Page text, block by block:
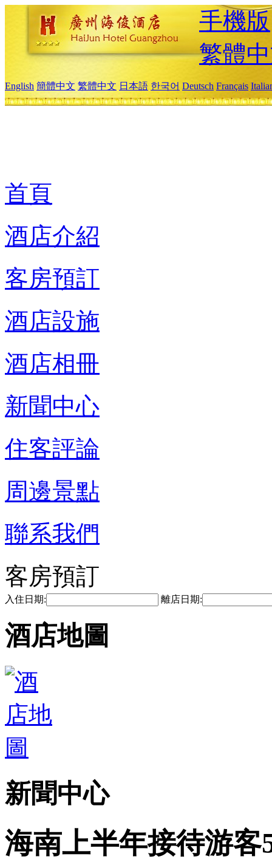
手機版
繁體
English 簡體中文 繁體中文 日本語 한국어 Deutsch Français
首頁
酒店介紹
客房預訂
酒店設施
酒店相冊
新聞中心
住客評論
周邊景點
聯系我們
客房預訂
入住日期: 離店日期:
酒店地圖
新聞中心
海南上半年接待游客